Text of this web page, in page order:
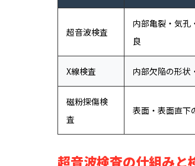
超音波検査
内部亀裂・気孔
良
X線検査 内部欠陥の形状
磁粉探傷検
査
表面・表面直下
超音波検査の仕組みと